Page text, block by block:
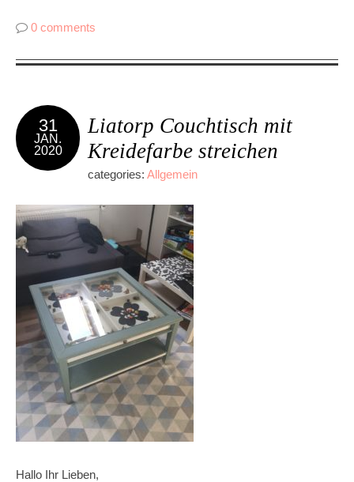
0 comments
31
JAN.
2020
Liatorp Couchtisch mit
Kreidefarbe streichen
categories: Allgemein
Hallo Ihr Lieben,